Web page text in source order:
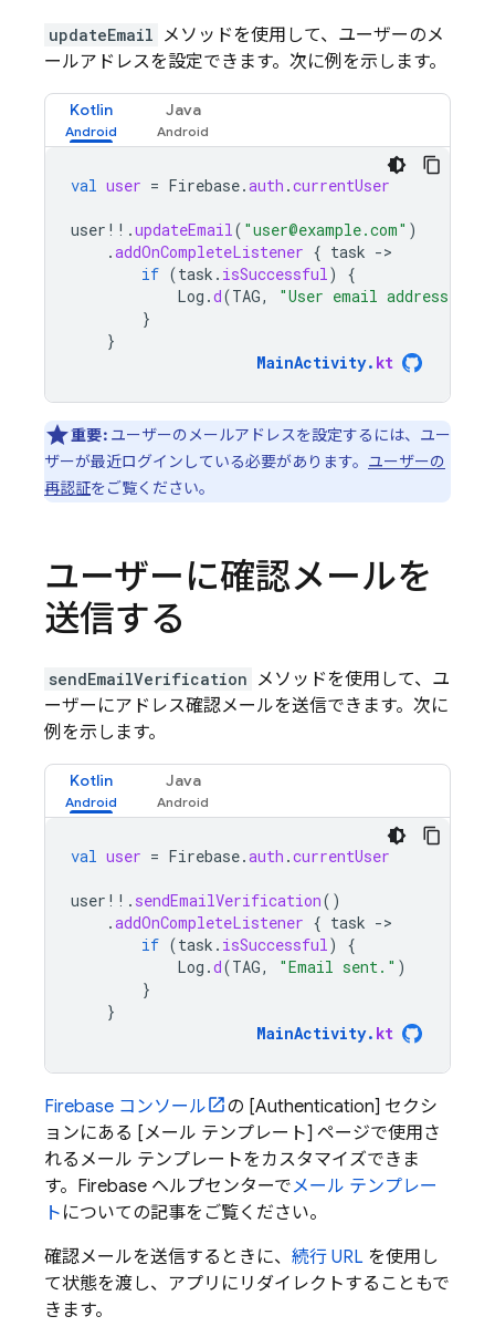
updateEmail メソッドを使用して、ユーザーのメ
ールアドレスを設定できます。次に例を示します。
Kotlin Java
val user = Firebase.auth .currentUser
user !! .updateEmail( "user@example.com" )
.addOnCompleteListener { task -
if (task . isSuccessful)
{
Log .d(TAG,
"User email address
}
}
MainActivity. kt
重要:ユーザーのメールアドレスを設定するには、ユー
ザーが最近ログインしている必要があります。 ユーザーの
再認証をご覧ください。
ユーザーに確認メールを
送信する
sendEmailVerification メソッドを使用して、ユ
ーザーにアドレス確認メールを送信できます。次に
例を示します。
Kotlin Java
val user = Firebase.auth .currentUser
user !! . sendEmailVerification()
.addOnCompleteListener { task -
if (task . isSuccessful)
{
Log .d(TAG, "Email sent." )
}
}
MainActivity. kt
Firebase コンソール
の [Authentication] セクシ
ョンにある [メール テンプレート] ページで使用さ
れるメール テンプレートをカスタマイズできま
す。Firebase ヘルプセンターでメール テンプレー
ト についての記事をご覧ください。
確認メールを送信するときに、 続行 URL を使用し
て状態を渡し、アプリにリダイレクトすることもで
きます。